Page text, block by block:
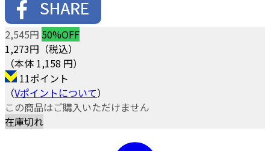
2,545円 50%OFF
1,273円（税込）
（本体 1,158 円）
11ポイント
（Vポイントについて）
この商品はご購入いただけません
在庫切れ